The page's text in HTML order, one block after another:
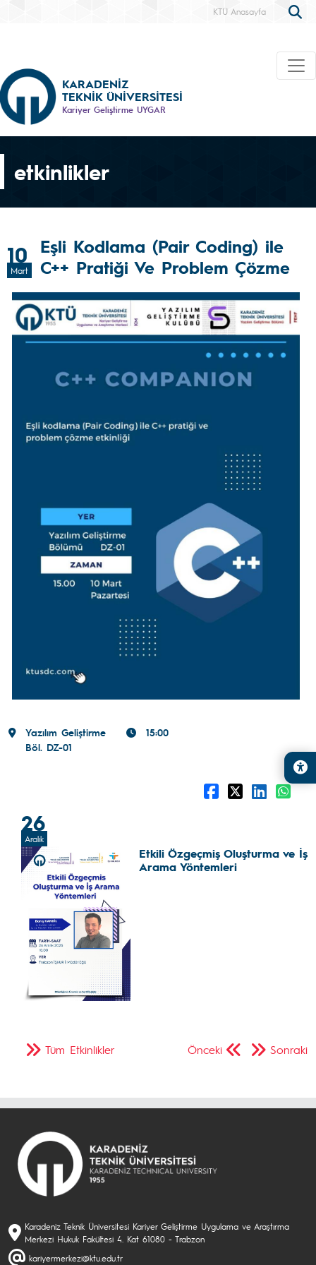
KTÜ Anasayfa
KARADENİZ
TEKNİK ÜNİVERSİTESİ
Kariyer Geliştirme UYGAR
etkinlikler
10
Mart
Eşli Kodlama (Pair Coding) ile
C++ Pratiği Ve Problem Çözme
Yazılım Geliştirme
Böl. DZ-01
15:00
26
Aralık
Etkili Özgeçmiş Oluşturma ve İş
Arama Yöntemleri
Önceki Sonraki
Tüm Etkinlikler
Karadeniz Teknik Üniversitesi Kariyer Geliştirme Uygulama ve Araştırma
Merkezi Hukuk Fakültesi 4. Kat 61080 - Trabzon
kariyermerkezi@ktu.edu.tr